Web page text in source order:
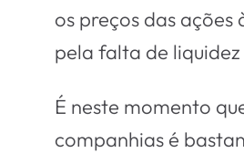
os preços das ações
pela falta de
É neste momento
companhias é